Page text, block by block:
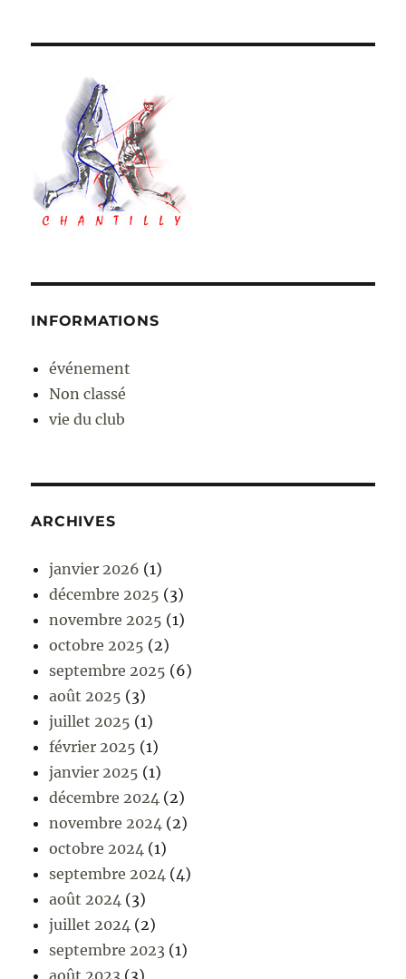
fin
INFORMATIONS
événement
Non classé
vie du club
ARCHIVES
janvier 2026 (1)
décembre 2025 (3)
novembre 2025 (1)
octobre 2025 (2)
septembre 2025 (6)
août 2025 (3)
juillet 2025 (1)
février 2025 (1)
janvier 2025 (1)
décembre 2024 (2)
novembre 2024 (2)
octobre 2024 (1)
septembre 2024 (4)
août 2024 (3)
juillet 2024 (2)
septembre 2023 (1)